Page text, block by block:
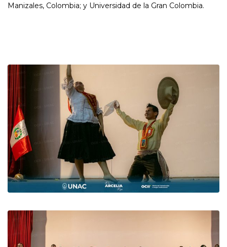
Manizales, Colombia; y Universidad de la Gran Colombia.